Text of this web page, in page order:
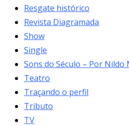
Resgate histórico
Revista Diagramada
Show
Single
Sons do Século – Por Nildo
Teatro
Traçando o perfil
Tributo
TV